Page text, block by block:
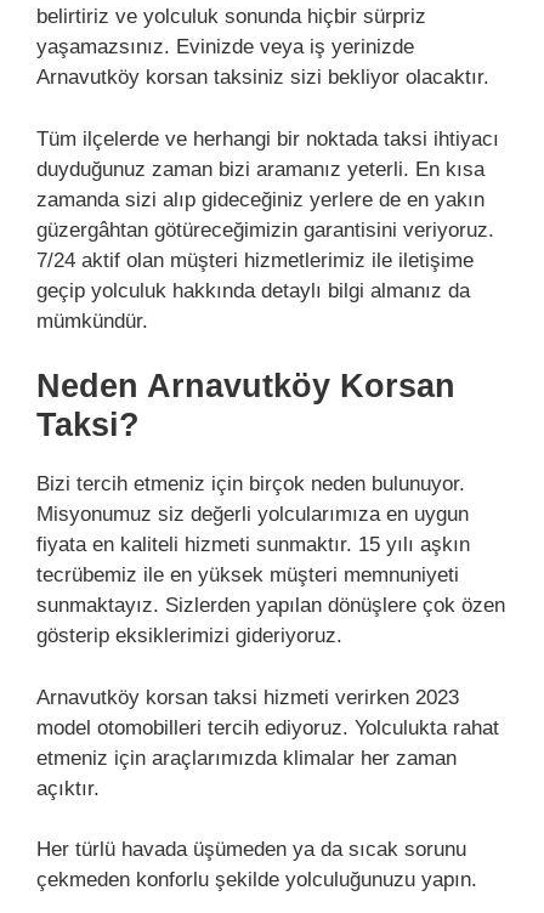
belirtiriz ve yolculuk sonunda hiçbir sürpriz
yaşamazsınız. Evinizde veya iş yerinizde
Arnavutköy korsan taksiniz sizi bekliyor olacaktır.
Tüm ilçelerde ve herhangi bir noktada taksi ihtiyacı
duyduğunuz zaman bizi aramanız yeterli. En kısa
zamanda sizi alıp gideceğiniz yerlere de en yakın
güzergâhtan götüreceğimizin garantisini veriyoruz.
7/24 aktif olan müşteri hizmetlerimiz ile iletişime
geçip yolculuk hakkında detaylı bilgi almanız da
mümkündür.
Neden Arnavutköy Korsan
Taksi?
Bizi tercih etmeniz için birçok neden bulunuyor.
Misyonumuz siz değerli yolcularımıza en uygun
fiyata en kaliteli hizmeti sunmaktır. 15 yılı aşkın
tecrübemiz ile en yüksek müşteri memnuniyeti
sunmaktayız. Sizlerden yapılan dönüşlere çok özen
gösterip eksiklerimizi gideriyoruz.
Arnavutköy korsan taksi hizmeti verirken 2023
model otomobilleri tercih ediyoruz. Yolculukta rahat
etmeniz için araçlarımızda klimalar her zaman
açıktır.
Her türlü havada üşümeden ya da sıcak sorunu
çekmeden konforlu şekilde yolculuğunuzu yapın.